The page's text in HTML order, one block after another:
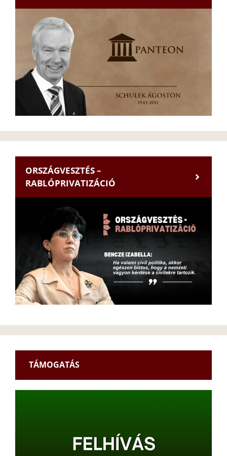
ORSZÁGVESZTÉS –
RABLÓPRIVATIZÁCIÓ
TÁMOGATÁS